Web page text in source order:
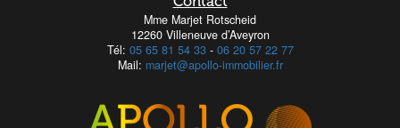
Mme Marjet Rotscheid
12260 Villeneuve d’Aveyron
Tél: 05 65 81 54 33- 06 20 57 22 77
Mail: marjet@apollo-immobilier.fr